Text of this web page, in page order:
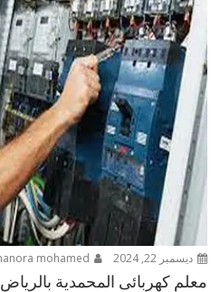
ديسمبر 22, 2024
معلم كهربائى المحمدية بالرياض 0547217858